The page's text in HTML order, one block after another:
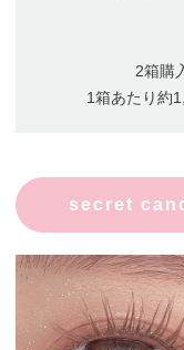
2箱購
1箱あたり約
secret